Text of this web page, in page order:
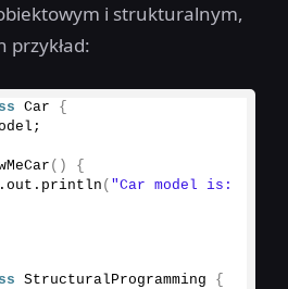
i strukturalnym,
przykład:
Car {
()
{
out . println ( "Car model is:
StructuralProgramming {